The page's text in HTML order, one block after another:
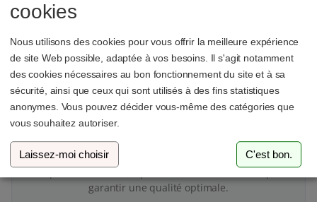
Toutes les vis et fixations nécessaires sont incluses.
Nos produits subissent plusieurs tests de stabilité pour
garantir une qualité optimale.
cookies
Nous utilisons des cookies pour vous offrir la meilleure expérience
de site Web possible, adaptée à vos besoins. Il s'agit notamment
des cookies nécessaires au bon fonctionnement du site et à sa
sécurité, ainsi que ceux qui sont utilisés à des fins statistiques
anonymes. Vous pouvez décider vous-même des catégories que
vous souhaitez autoriser.
Laissez-moi choisir C'est bon.